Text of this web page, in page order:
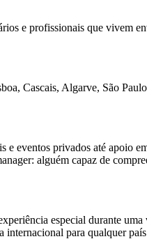
e profissionais que vivem
Cascais, Algarve, São
eventos privados até apoio
alguém capaz de
especial durante
para qualquer